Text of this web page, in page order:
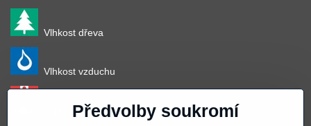
Vlhkost dřeva
Vlhkost vzduchu
Teplota vzduchu
Předvolby soukromí